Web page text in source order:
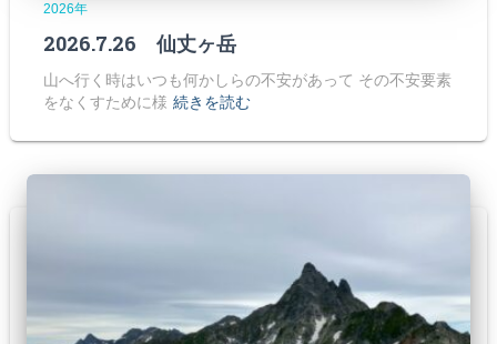
2026年
2026.7.26 仙丈ヶ岳
山へ行く時はいつも何かしらの不安があって その不安要素
をなくすために様 続きを読む